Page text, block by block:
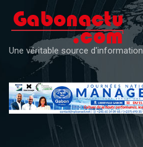
content
Une véritable source d'information